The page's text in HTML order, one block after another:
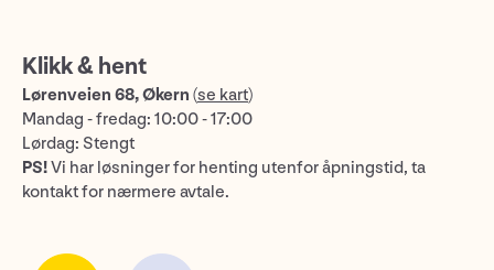
Klikk & hent
Lørenveien 68, Økern (se kart)
Mandag - fredag: 10:00 - 17:00
Lørdag: Stengt
PS!Vi har løsninger for henting utenfor åpningstid, ta
kontakt for nærmere avtale.